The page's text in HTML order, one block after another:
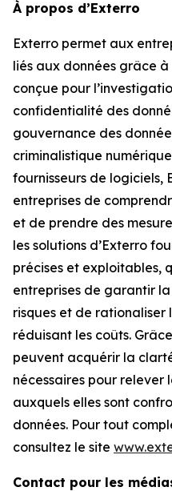
À propos d’Exterro
Exterro permet aux
liés aux données grâce
conçue pour
confidentialité des
gouvernance des
criminalistique
fournisseurs de logiciels,
entreprises de
et de prendre des
les solutions d’Exterro
précises et exploitables,
entreprises de garantir
risques et de rationaliser
réduisant les coûts.
peuvent acquérir la
nécessaires pour relever
auxquels elles sont
données. Pour tout
consultez le site
Contact pour les